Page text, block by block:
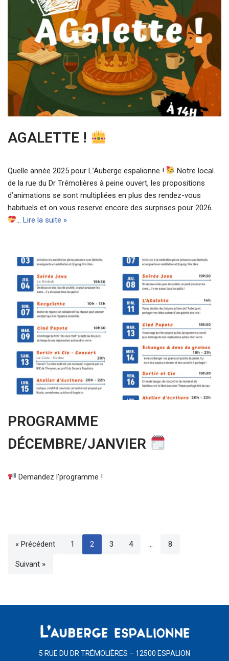
AGALETTE !
Quelle année 2025 pour L’Auberge espalionne !
Notre local
de la rue du Dr Trémolières à peine ouvert, les propositions
d’animations se sont multipliées en plus des rendez-vous
habituels et on vous reserve encore des surprises pour 2026…
…Lire la suite »
PROGRAMME
DÉCEMBRE/JANVIER
Demandez l’programme !
« Précédent 1 2 3 4 8
Suivant »
5 RUE DU DR TRÉMOLIÈRES – 12500 ESPALION